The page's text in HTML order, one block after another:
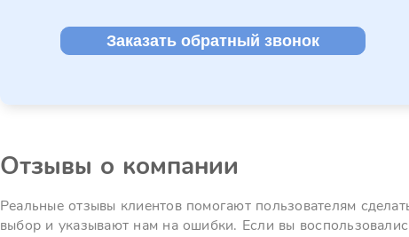
Заказать обратный звонок
Отзывы о компании
Реальные отзывы клиентов помогают пользователям
выбор и указывают нам на ошибки. Если вы